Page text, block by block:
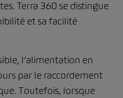
Terra 360 se distingue
et sa facilité
l’alimentation en
par le raccordement
Toutefois, lorsque